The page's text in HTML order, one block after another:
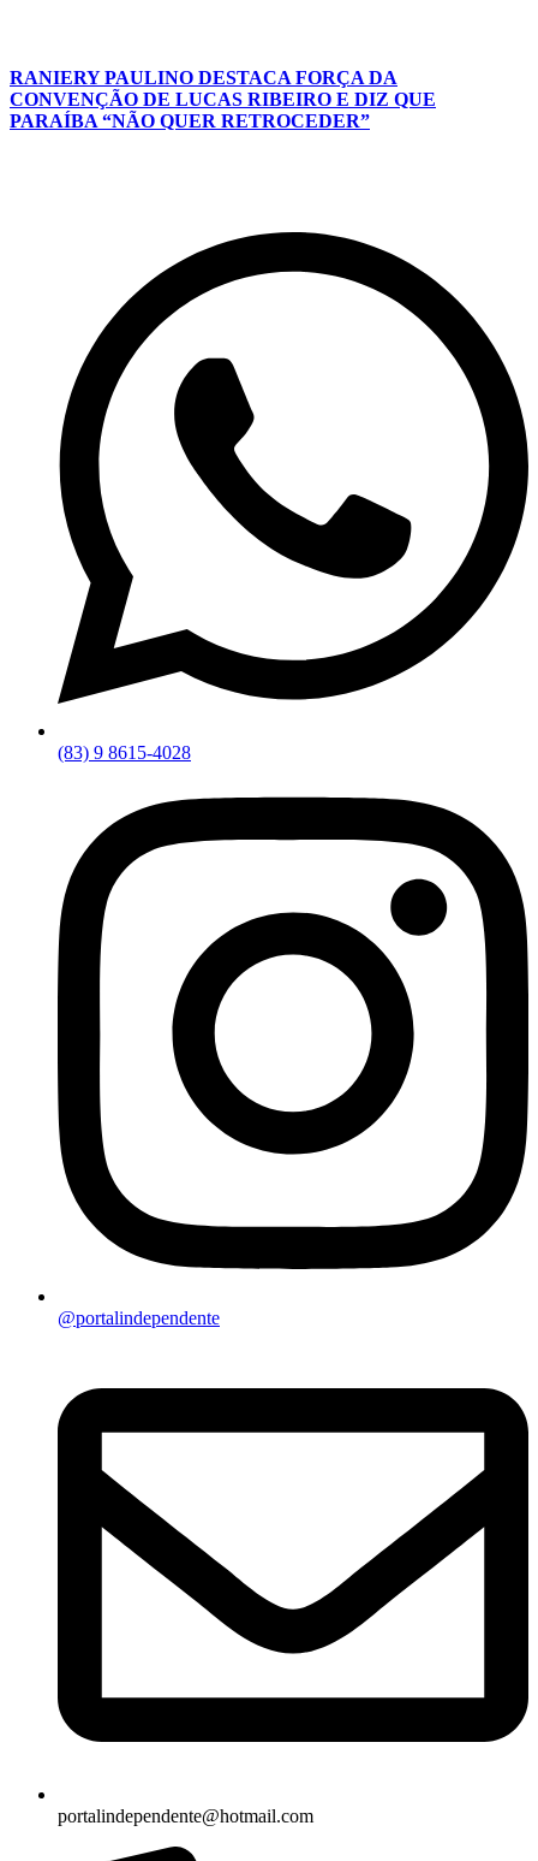
RANIERY PAULINO DESTACA FORÇA DA
CONVENÇÃO DE LUCAS RIBEIRO E DIZ QUE
PARAÍBA “NÃO QUER RETROCEDER”
(83) 9 8615-4028
@portalindependente
portalindependente@hotmail.com